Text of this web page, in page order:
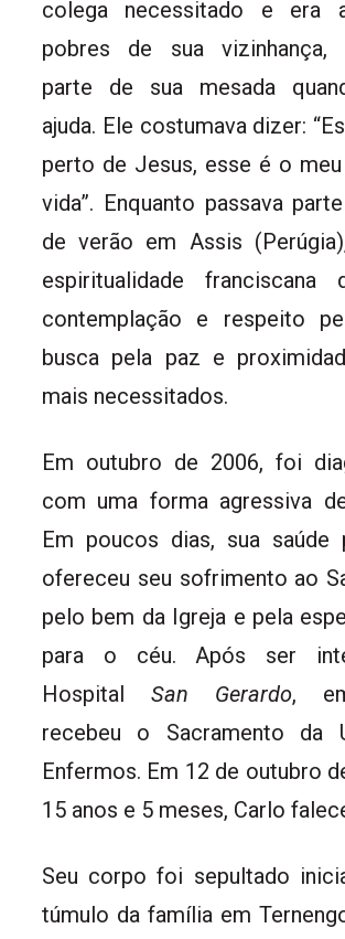
colega necessitado e era
pobres de sua vizinhança,
parte de sua mesada
ajuda. Ele costumava dizer:
perto de Jesus, esse é o
vida”. Enquanto passava
de verão em Assis
espiritualidade franciscana
contemplação e respeito
busca pela paz e
mais necessitados.
Em outubro de 2006, foi
com uma forma agressiva
Em poucos dias, sua saúde
ofereceu seu sofrimento ao
pelo bem da Igreja e pela
para o céu. Após ser
Hospital San Gerardo,
recebeu o Sacramento da
Enfermos. Em 12 de outubro
15 anos e 5 meses, Carlo
Seu corpo foi sepultado
túmulo da família em